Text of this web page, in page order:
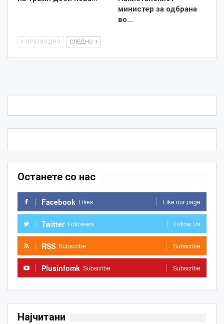
министер за одбрана
во…
ПРЕТХОДНО СЛЕДНО
Останете со нас
Facebook Likes Like our page
Twitter Followers Follow Us
RSS Subscribe Subscribe
Plusinfomk Subscribe Subscribe
Најчитани